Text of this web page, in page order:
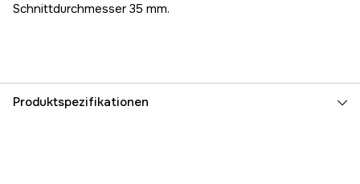
Schnittdurchmesser 35 mm.
Produktspezifikationen